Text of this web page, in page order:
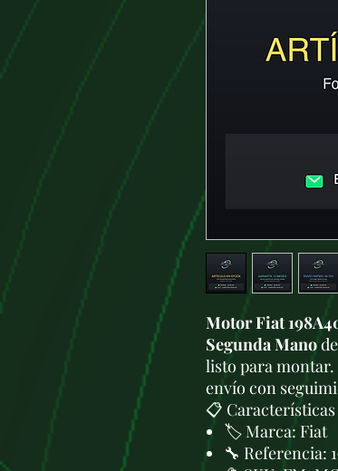
Motor Fiat
Segunda Mano
listo para montar.
envío con
📋 Características
🏷️ Marca: Fiat
🔧 Referencia: